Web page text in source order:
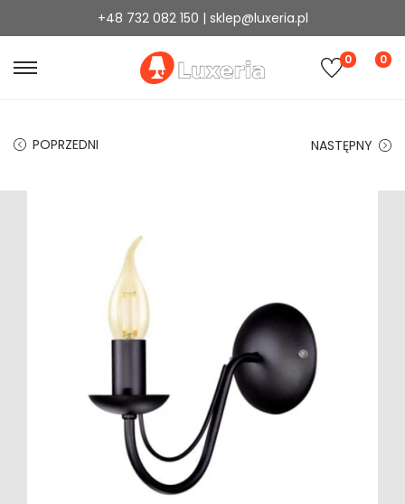
+48 732 082 150 | sklep@luxeria.pl
0 0
POPRZEDNI NASTĘPNY